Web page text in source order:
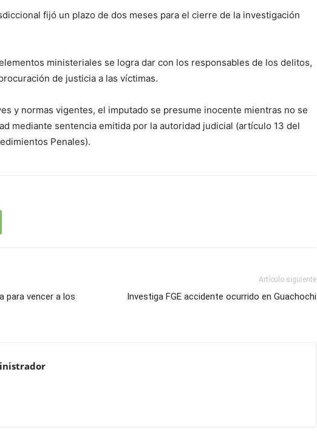
fijó un plazo de dos meses para el cierre de la investigación
ministeriales se logra dar con los responsables de los delitos,
de justicia a las víctimas.
y normas vigentes, el imputado se presume inocente mientras no se
mediante sentencia emitida por la autoridad judicial (artículo 13 del
Penales).
para vencer a los
Artículo siguiente
Investiga FGE accidente ocurrido en Guachochi